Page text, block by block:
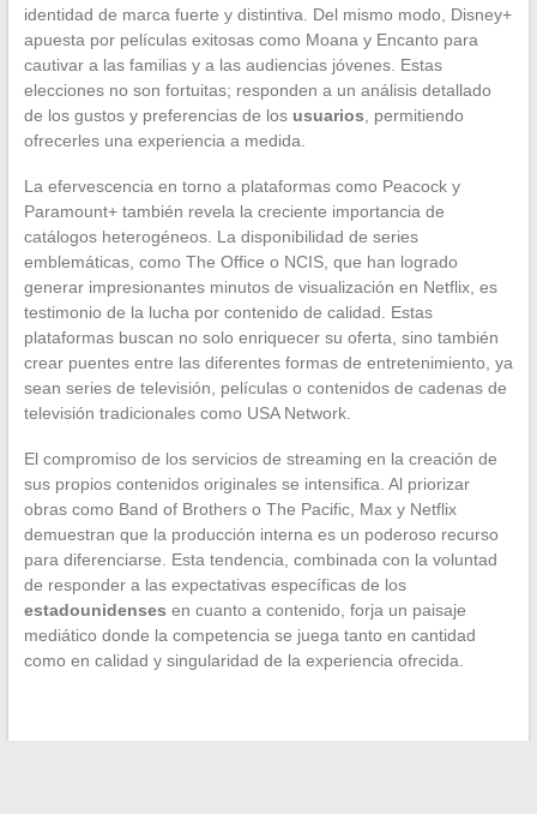
identidad de marca fuerte y distintiva. Del mismo modo, Disney+
apuesta por películas exitosas como Moana y Encanto para
cautivar a las familias y a las audiencias jóvenes. Estas
elecciones no son fortuitas; responden a un análisis detallado
de los gustos y preferencias de los usuarios , permitiendo
ofrecerles una experiencia a medida.
La efervescencia en torno a plataformas como Peacock y
Paramount+ también revela la creciente importancia de
catálogos heterogéneos. La disponibilidad de series
emblemáticas, como The Office o NCIS, que han logrado
generar impresionantes minutos de visualización en Netflix, es
testimonio de la lucha por contenido de calidad. Estas
plataformas buscan no solo enriquecer su oferta, sino también
crear puentes entre las diferentes formas de entretenimiento, ya
sean series de televisión, películas o contenidos de cadenas de
televisión tradicionales como USA Network.
El compromiso de los servicios de streaming en la creación de
sus propios contenidos originales se intensifica. Al priorizar
obras como Band of Brothers o The Pacific, Max y Netflix
demuestran que la producción interna es un poderoso recurso
para diferenciarse. Esta tendencia, combinada con la voluntad
de responder a las expectativas específicas de los
estadounidenses en cuanto a contenido, forja un paisaje
mediático donde la competencia se juega tanto en cantidad
como en calidad y singularidad de la experiencia ofrecida.